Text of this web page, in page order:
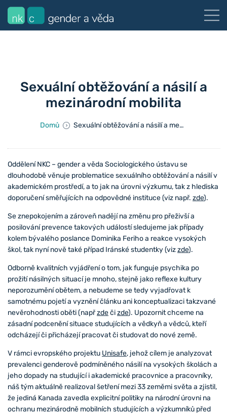
Sexuální obtěžování a násilí a
mezinárodní mobilita
Domů Sexuální obtěžování a násilí a mezinárodní mobilita
Oddělení NKC – gender a věda Sociologického ústavu se
dlouhodobě věnuje problematice sexuálního obtěžování a násilí v
akademickém prostředí, a to jak na úrovni výzkumu, tak z hlediska
doporučení směřujících na odpovědné instituce (viz např. zde).
Se znepokojením a zároveň nadějí na změnu pro přeživší a
posilování prevence takových událostí sledujeme jak případy
kolem bývalého poslance Dominika Feriho a reakce vysokých
škol, tak nyní nově také případ Iránské studentky (vizzde).
Odborně kvalitních vyjádření o tom, jak funguje psychika po
prožití násilných situací je mnoho, stejně jako reflexe kultury
neporozumění obětem, a nebudeme se tedy vyjadřovat k
samotnému pojetí a vyznění článku ani konceptualizaci takzvané
nevěrohodnosti oběti (napřzdečizde). Upozornit chceme na
zásadní podcenění situace studujících a vědkyň a vědců, kteří
odcházejí či přicházejí pracovat či studovat do nové země.
V rámci evropského projektu Unisafe, jehož cílem je analyzovat
prevalenci genderově podmíněného násilí na vysokých školách a
jeho dopady na studující i akademické pracovnice a pracovníky,
náš tým aktuálně realizoval šetření mezi 33 zeměmi světa a zjistil,
že jediná Kanada zavedla explicitní politiky na národní úrovni na
ochranu mezinárodně mobilních studujících a výzkumníků před